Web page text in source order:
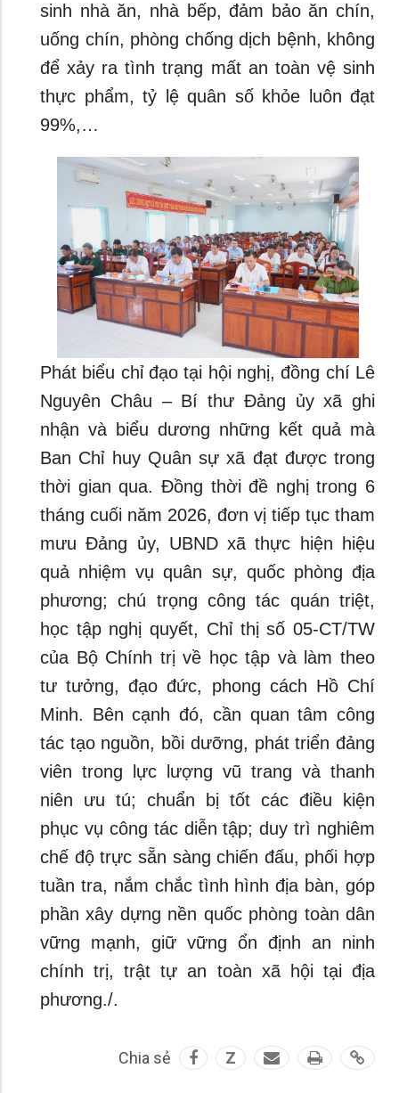
sinh nhà ăn, nhà bếp, đảm bảo ăn chín,
uống chín, phòng chống dịch bệnh, không
để xảy ra tình trạng mất an toàn vệ sinh
thực phẩm, tỷ lệ quân số khỏe luôn đạt
99%,…
Phát biểu chỉ đạo tại hội nghị, đồng chí Lê
Nguyên Châu – Bí thư Đảng ủy xã ghi
nhận và biểu dương những kết quả mà
Ban Chỉ huy Quân sự xã đạt được trong
thời gian qua. Đồng thời đề nghị trong 6
tháng cuối năm 2026, đơn vị tiếp tục tham
mưu Đảng ủy, UBND xã thực hiện hiệu
quả nhiệm vụ quân sự, quốc phòng địa
phương; chú trọng công tác quán triệt,
học tập nghị quyết, Chỉ thị số 05-CT/TW
của Bộ Chính trị về học tập và làm theo
tư tưởng, đạo đức, phong cách Hồ Chí
Minh. Bên cạnh đó, cần quan tâm công
tác tạo nguồn, bồi dưỡng, phát triển đảng
viên trong lực lượng vũ trang và thanh
niên ưu tú; chuẩn bị tốt các điều kiện
phục vụ công tác diễn tập; duy trì nghiêm
chế độ trực sẵn sàng chiến đấu, phối hợp
tuần tra, nắm chắc tình hình địa bàn, góp
phần xây dựng nền quốc phòng toàn dân
vững mạnh, giữ vững ổn định an ninh
chính trị, trật tự an toàn xã hội tại địa
phương./.
Chia sẻ Z